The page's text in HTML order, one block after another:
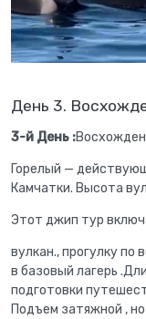
День 3.
3-й День :
Горелый —
Камчатки. Высота
Этот джип тур
вулкан., прогулку по
в базовый лагерь
подготовки
Подъем затяжной ,